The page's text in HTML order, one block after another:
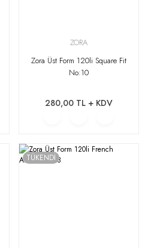
ZORA
Zora Üst Form 120li Square Fit
No:10
280,00 TL + KDV
TÜKENDİ